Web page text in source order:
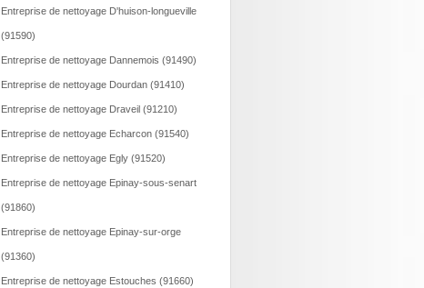
Entreprise de nettoyage D'huison-longueville
(91590)
Entreprise de nettoyage Dannemois (91490)
Entreprise de nettoyage Dourdan (91410)
Entreprise de nettoyage Draveil (91210)
Entreprise de nettoyage Echarcon (91540)
Entreprise de nettoyage Egly (91520)
Entreprise de nettoyage Epinay-sous-senart
(91860)
Entreprise de nettoyage Epinay-sur-orge
(91360)
Entreprise de nettoyage Estouches (91660)